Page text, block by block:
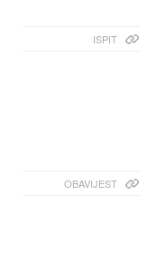
ISPIT
OBAVIJEST